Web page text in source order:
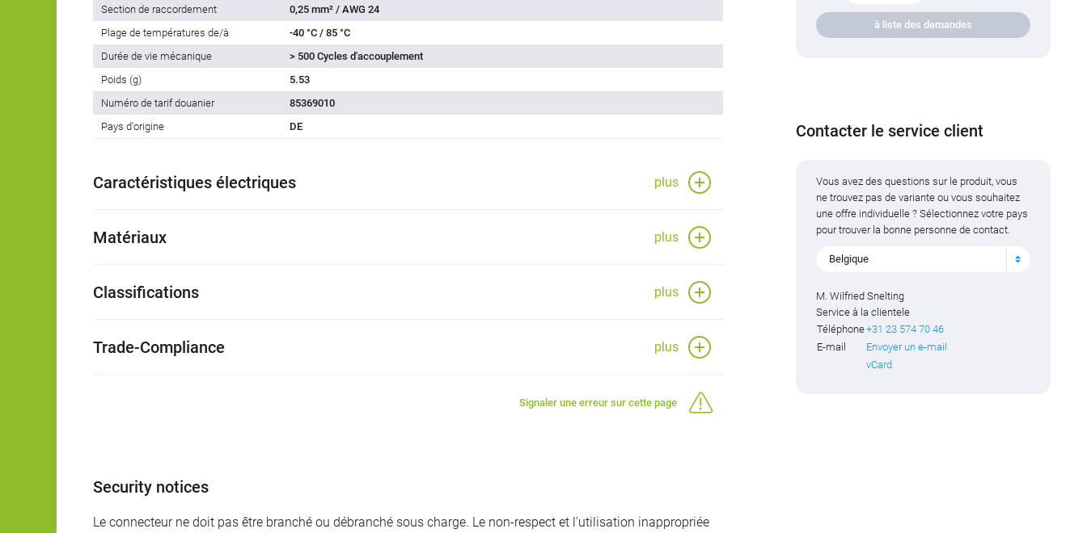
Section de raccordement
0,25 mm² / AWG 24
Plage de températures de/à
-40 °C / 85 °C
Durée de vie mécanique
> 500 Cycles d'accouplement
Poids (g)
5.53
Numéro de tarif douanier
85369010
Pays d'origine
DE
Caractéristiques électriques plus
Matériaux plus
Classifications plus
Trade-Compliance plus
Signaler une erreur sur cette page
Security notices
Le connecteur ne doit pas être branché ou débranché sous charge. Le non-respect et l'utilisation inappropriée
à liste des demandes
Contacter le service client
Vous avez des questions sur le produit, vous
ne trouvez pas de variante ou vous souhaitez
une offre individuelle ? Sélectionnez votre pays
pour trouver la bonne personne de contact.
Belgique
M. Wilfried Snelting
Service à la clientele
Téléphone+31 23 574 70 46
E-mail
Envoyer un e-mail
vCard